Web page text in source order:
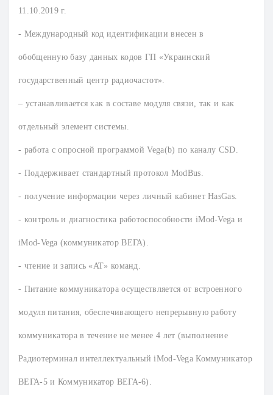
11.10.2019 г.
- Международный код идентификации внесен в
обобщенную базу данных кодов ГП «Украинский
государственный центр радиочастот».
– устанавливается как в составе модуля связи, так и как
отдельный элемент системы.
- работа с опросной программой Vega(b) по каналу CSD.
- Поддерживает стандартный протокол ModBus.
- получение информации через личный кабинет HasGas.
- контроль и диагностика работоспособности iMod-Vega и
iMod-Vega (коммуникатор ВЕГА).
- чтение и запись «AT» команд.
- Питание коммуникатора осуществляется от встроенного
модуля питания, обеспечивающего непрерывную работу
коммуникатора в течение не менее 4 лет (выполнение
Радиотерминал интеллектуальный iMod-Vega Коммуникатор
ВЕГА-5 и Коммуникатор ВЕГА-6).